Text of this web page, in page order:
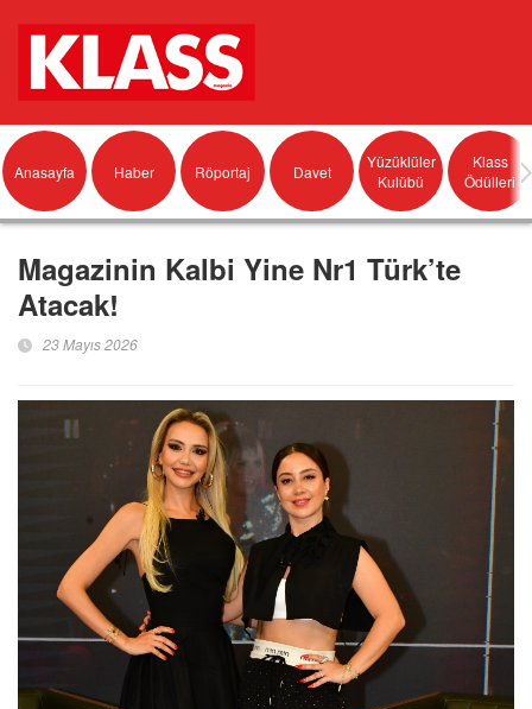
Anasayfa Haber Röportaj Davet
Yüzüklüler
Kulübü
Klass
Ödülleri
Magazinin Kalbi Yine Nr1 Türk’te
Atacak!
23 Mayıs 2026